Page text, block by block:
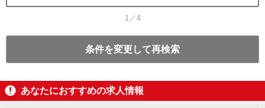
1／4
条件を変更して再検索
あなたにおすすめの求人情報